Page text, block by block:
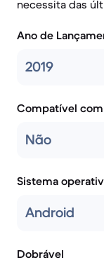
necessita das
Ano de
2019
Compatível
Não
Sistema
Android
Dobrável